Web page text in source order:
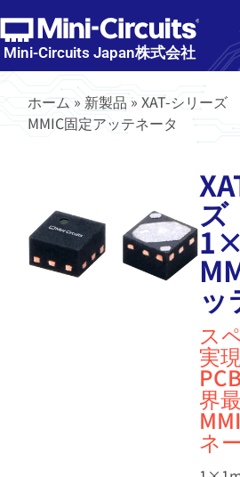
Mini-Circuits Japan株式会社
ホーム » 新製品»XAT-シリー
MMIC固定アッテネータ
ッ
ス
実
界
ネ